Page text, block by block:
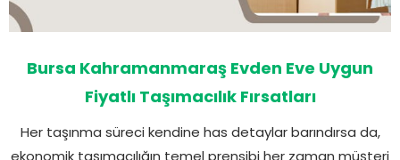
Bursa Kahramanmaraş Evden Eve Uygun
Fiyatlı Taşımacılık Fırsatları
Her taşınma süreci kendine has detaylar barındırsa da,
ekonomik taşımacılığın temel prensibi her zaman müşteri